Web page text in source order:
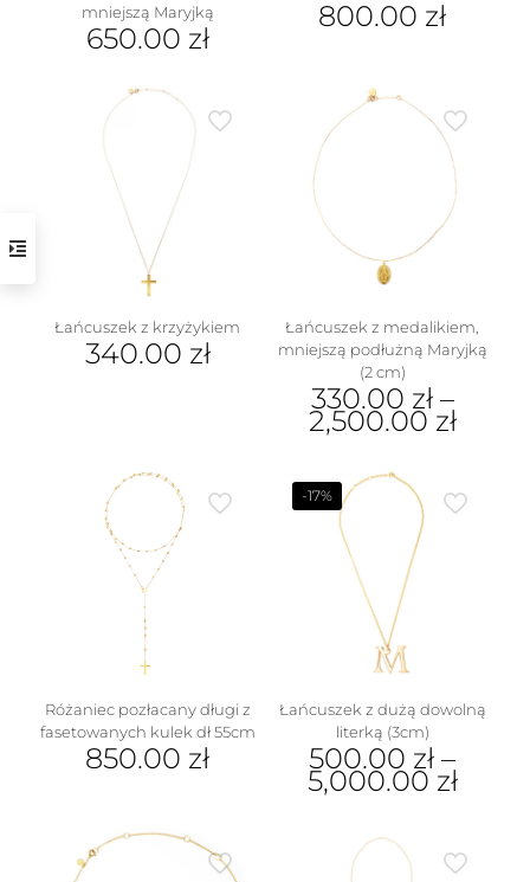
mniejszą Maryjką
650.00 zł
800.00 zł
Łańcuszek z krzyżykiem
340.00 zł
Łańcuszek z medalikiem,
mniejszą podłużną Maryjką
(2 cm)
330.00 zł–
2,500.00 zł
produkt
wariantów.
Opcje
można
wybrać
na
stronie
produktu
Różaniec pozłacany długi z
fasetowanych kulek dł 55cm
850.00 zł
-17%
Łańcuszek z dużą dowolną
literką (3cm)
500.00 zł –
5,000.00 zł
produkt
ma